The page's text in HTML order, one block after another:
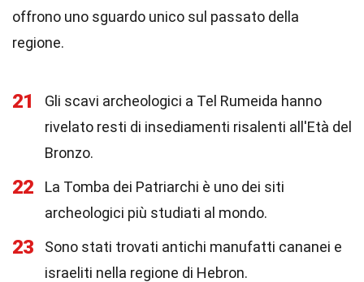
offrono uno sguardo unico sul passato della
regione.
21
Gli scavi archeologici a Tel Rumeida hanno
rivelato resti di insediamenti risalenti all'Età del
Bronzo.
22
La Tomba dei Patriarchi è uno dei siti
archeologici più studiati al mondo.
23
Sono stati trovati antichi manufatti cananei e
israeliti nella regione di Hebron.